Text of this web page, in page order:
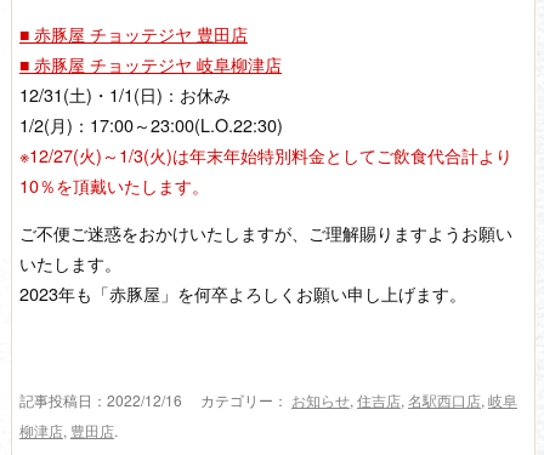
■ 赤豚屋 チョッテジヤ 豊田店
■ 赤豚屋 チョッテジヤ 岐阜柳津店
12/31(土)・1/1(日)：お休み
1/2(月)：17:00～23:00(L.O.22:30)
※12/27(火)～1/3(火)は年末年始特別料金としてご飲食代合計より
10％を頂戴いたします。
ご不便ご迷惑をおかけいたしますが、ご理解賜りますようお願い
いたします。
2023年も「赤豚屋」を何卒よろしくお願い申し上げます。
記事投稿日：2022/12/16 カテゴリー： お知らせ,住吉店,名駅西口店,岐阜
柳津店, 豊田店.